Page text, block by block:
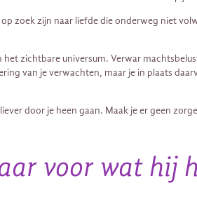
zoek zijn naar liefde die onderweg niet
zichtbare universum. Verwar
van je verwachten, maar je in plaats
door je heen gaan. Maak je er geen
voor wat hij